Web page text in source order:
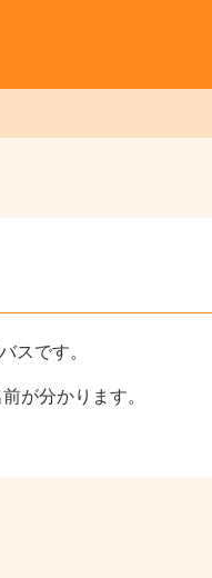
スです。
が分かります。